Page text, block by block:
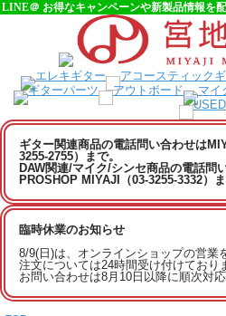
LINE＠ お得なキャンペーンや新製品情報を
ギター関連商品の電話問い合わせは
3255-2755）まで。
DAW関連/マイク/シンセ商品の電話問
PROSHOP MIYAJI（03-3255-3332）ま
臨時休業のお知らせ
8/9(日)は、オンラインショップの営業
注文については24時間受け付けており
お問い合わせは8月10日以降に順次対応